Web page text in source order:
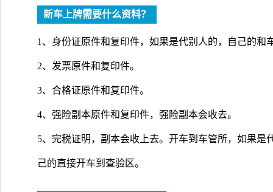
新车上牌需要什么资料？
1、身份证原件和复印件，如果是代别人的，自己的和
2、发票原件和复印件。
3、合格证原件和复印件。
4、强险副本原件和复印件，强险副本会收去。
5、完税证明，副本会收上去。开车到车管所，如果
己的直接开车到查验区。